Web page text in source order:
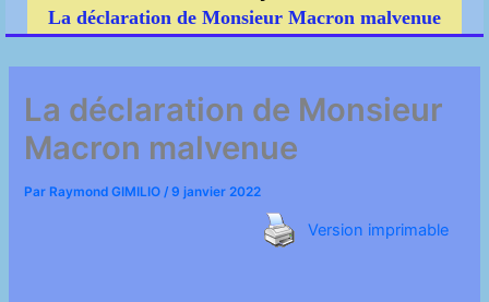
La déclaration de Monsieur Macron malvenue
La déclaration de Monsieur
Macron malvenue
Par Raymond GIMILIO/9 janvier 2022
Version imprimable